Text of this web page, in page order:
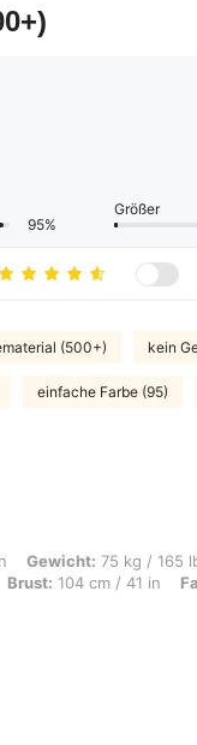
95%
Größer
(500+) kein
einfache Farbe (95)
75 kg / 165 lbs,
Gewicht: 75 kg / 165
Brust: 104 cm / 41 in